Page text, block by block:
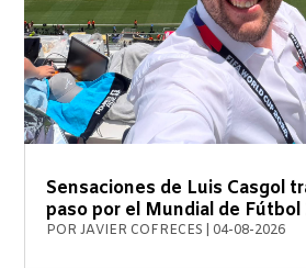
Sensaciones de Luis Casgol
paso por el Mundial de Fútbol
PORJAVIER COFRECES 04-08-2026